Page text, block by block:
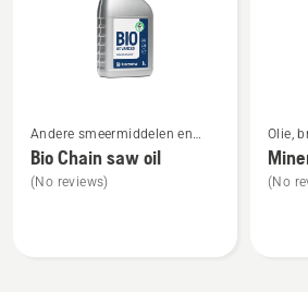
meer
details
over
Andere smeermiddelen en
oliën
Bio Chain saw oil
(No reviews)
meer
details
over
Olie,
(No